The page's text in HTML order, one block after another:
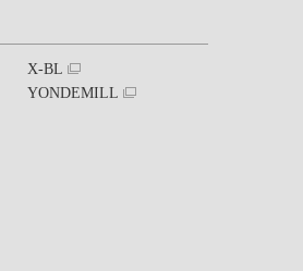
X-BL
YONDEMILL